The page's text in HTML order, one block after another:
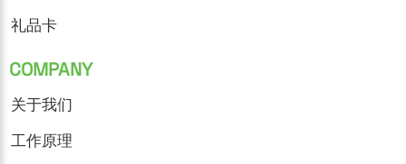
礼品卡
COMPANY
关于我们
工作原理